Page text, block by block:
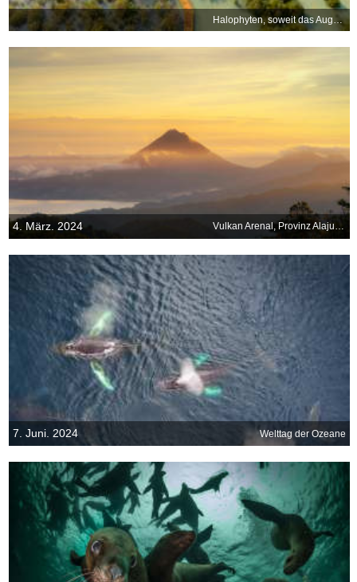
Halophyten, soweit das Auge reicht
4. März. 2024 Vulkan Arenal, Provinz Alajuela, Costa Rica
7. Juni. 2024 Welttag der Ozeane